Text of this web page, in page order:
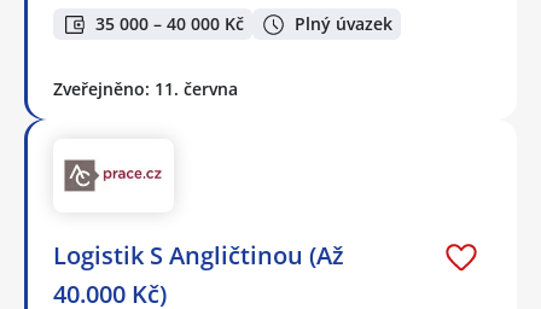
35 000 – 40 000 Kč Plný úvazek
Zveřejněno: 11. června
Logistik S Angličtinou (Až
40.000 Kč)